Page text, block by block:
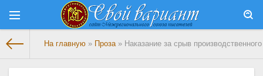
На главную » Проза» Наказание за срыв